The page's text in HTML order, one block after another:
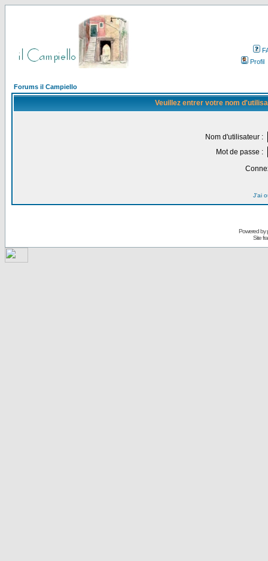
Profil
Forums il Campiello
Veuillez entrer votre nom
Nom d'utilisateur :
Mot de passe :
J'ai
Powered by
Site